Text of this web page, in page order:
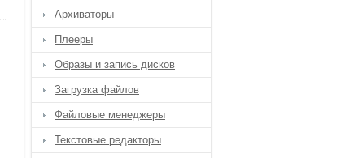
Архиваторы
Плееры
Образы и запись дисков
Загрузка файлов
Файловые менеджеры
Текстовые редакторы